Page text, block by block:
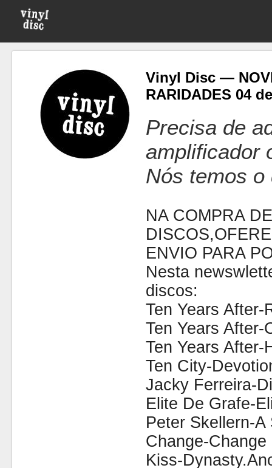
Vinyl Disc —
RARIDADES 04
Precisa de
amplificador
Nós temos o
NA COMPRA
ENVIO PARA
Nesta
discos:
Ten Years After-
Ten Years
Ten Years After-
Ten City-
Jacky Ferreira-
Elite De Grafe-
Peter Skellern-
Change-
Kiss-